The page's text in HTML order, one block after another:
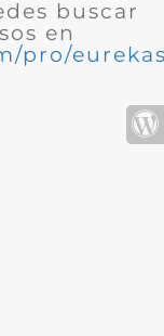
buscar
en
pro/